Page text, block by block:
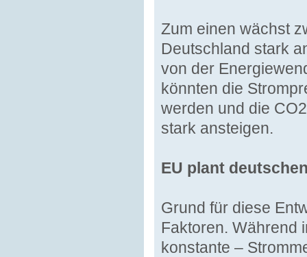
Zum einen wächst
Deutschland stark
von der
könnten die
werden und die
stark ansteigen.
EU plant
Grund für diese
Faktoren. Während
konstante –